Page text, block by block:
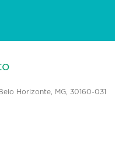
Horizonte, MG, 30160-031